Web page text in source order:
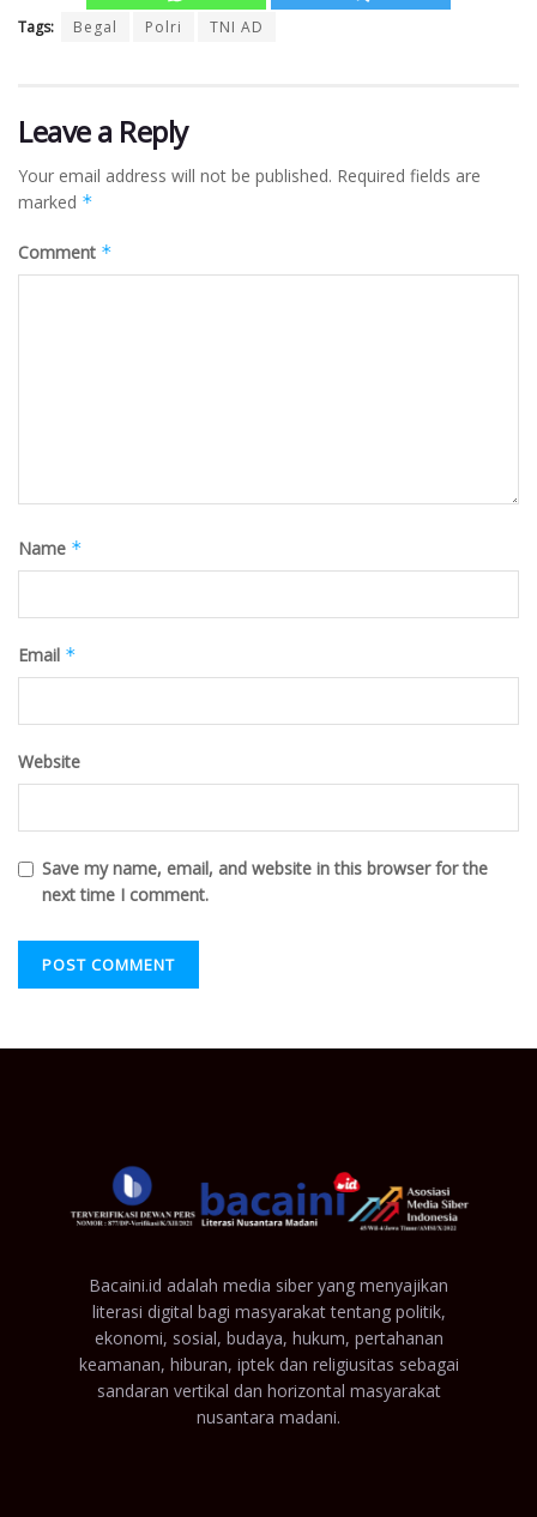
Tags: Begal Polri TNI AD
Leave a Reply
Your email address will not be published. Required fields are
marked *
Comment *
Name *
Email *
Website
Save my name, email, and website in this browser for the
next time I comment.
Bacaini.id adalah media siber yang menyajikan
literasi digital bagi masyarakat tentang politik,
ekonomi, sosial, budaya, hukum, pertahanan
keamanan, hiburan, iptek dan religiusitas sebagai
sandaran vertikal dan horizontal masyarakat
nusantara madani.